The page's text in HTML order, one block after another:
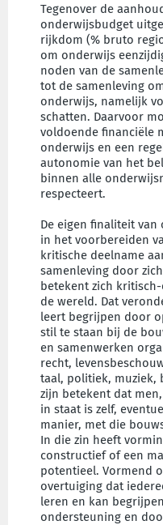
Tegenover de
onderwijsbudget
rijkdom (% bruto
om onderwijs
noden van de
tot de samenleving
onderwijs, namelijk
schatten. Daarvoor
voldoende financiële
onderwijs en een
autonomie van het
binnen alle
respecteert.
De eigen finaliteit van
in het voorbereiden
kritische deelname
samenleving door
betekent zich
de wereld. Dat
leert begrijpen door
stil te staan bij de
en samenwerken
recht,
taal, politiek, muziek,
zijn betekent dat
in staat is zelf,
manier, met die
In die zin heeft
constructief of een
potentieel. Vormend
overtuiging dat
leren en kan
ondersteuning en